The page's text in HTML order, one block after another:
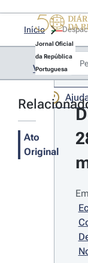
Jornal Oficial
da República
Portuguesa
Início
Voltar
Ato
Original